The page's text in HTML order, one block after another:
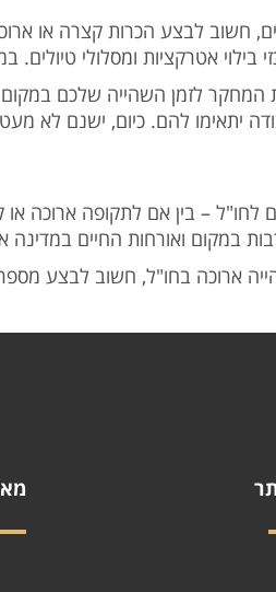
חשוב לבצע הכרות קצרה או
בילוי אטרקציות ומסלולי
לזמן השהייה שלכם במקום.
יתאימו להם. כיום, ישנם לא
– בין אם לתקופה ארוכה או
במקום ואורחות החיים במדינה
ארוכה בחו"ל, חשוב לבצע